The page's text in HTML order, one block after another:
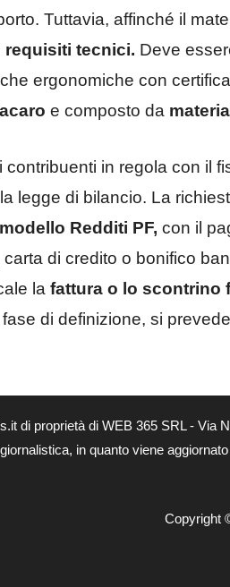
Tuttavia, affinché il
requisiti tecnici. Deve
ergonomiche con
e composto da
in regola con il
legge di bilancio. La
Redditi PF, con il
di credito o bonifico
la fattura o lo scontrino
di definizione, si
di proprietà di WEB 365 SRL - Via
in quanto viene
Copyright